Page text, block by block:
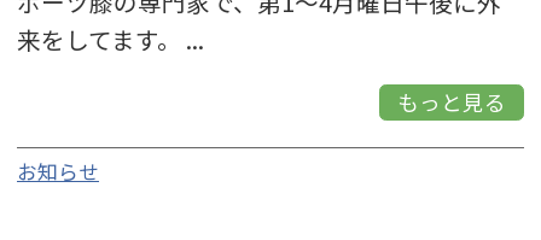
来をしてます。 ...
もっと見る
お知らせ